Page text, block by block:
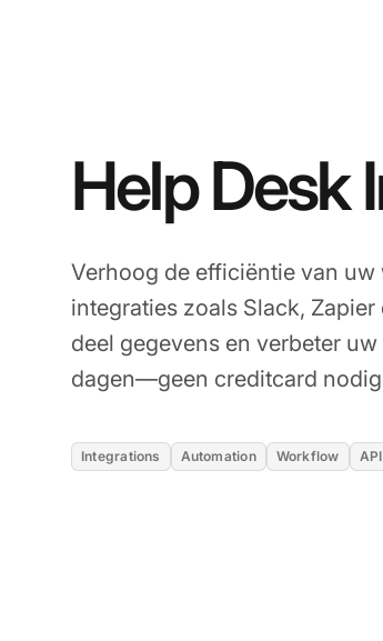
Help Desk
Verhoog de efficiëntie van uw
integraties zoals Slack,
deel gegevens en verbeter
dagen—geen creditcard
Integrations Automation Workflow API